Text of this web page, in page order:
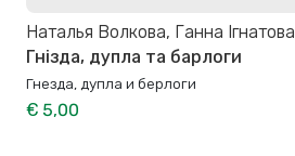
Наталья Волкова, Ганна Ігнатова
Гнізда, дупла та барлоги
Гнезда, дупла и берлоги
€ 5,00